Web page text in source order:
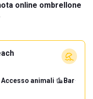
online ombrellone
Accesso animali· Bar·